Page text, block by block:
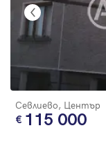
Севлиево, Център
115 000